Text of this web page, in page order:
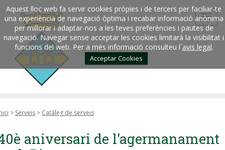
Aquest lloc web fa servir cookies pròpies i de tercers per faciliar-te
una experiència de navegació òptima i recabar informació anònima
per millorar i adaptar-nos a les teves preferències i pautes de
navegació. Navegar sense acceptar les cookies limitarà la visibilitat i
funcions del web. Per a més informació consulteu l´avis legal.
Acceptar Cookies
> Serveis > Catàleg de serveis
aniversari de l'agermanament